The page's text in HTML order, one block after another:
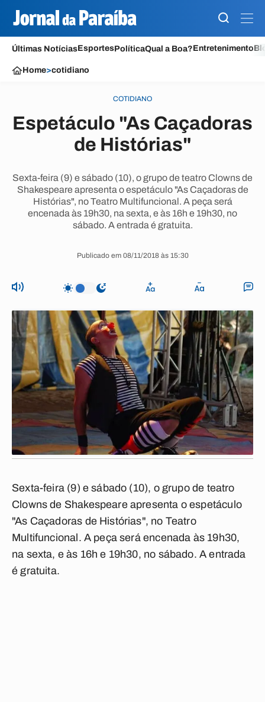
Últimas NotíciasEsportesPolíticaQual a Boa?Entretenimento
Home>cotidiano
COTIDIANO
Espetáculo "As Caçadoras
de Histórias"
Sexta-feira (9) e sábado (10), o grupo de teatro Clowns de
Shakespeare apresenta o espetáculo "As Caçadoras de
Histórias", no Teatro Multifuncional. A peça será
encenada às 19h30, na sexta, e às 16h e 19h30, no
sábado. A entrada é gratuita.
Publicado em 08/11/2018 às 15:30
Sexta-feira (9) e sábado (10), o grupo de teatro
Clowns de Shakespeare apresenta o espetáculo
"As Caçadoras de Histórias", no Teatro
Multifuncional. A peça será encenada às 19h30,
na sexta, e às 16h e 19h30, no sábado. A entrada
é gratuita.